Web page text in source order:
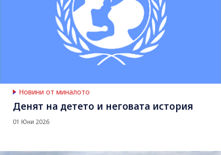
Новини от миналото
Денят на детето и неговата история
01 Юни 2026